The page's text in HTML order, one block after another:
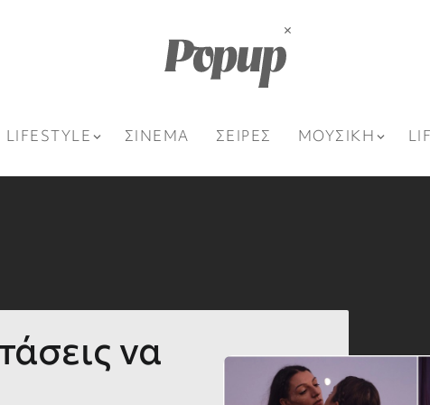
LIFESTYLE ΣΙΝΕΜΑ ΣΕΙΡΕΣ ΜΟΥΣΙΚΗ
να